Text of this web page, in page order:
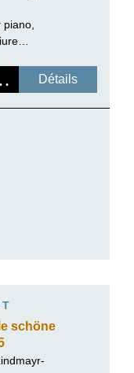
Détails
schöne